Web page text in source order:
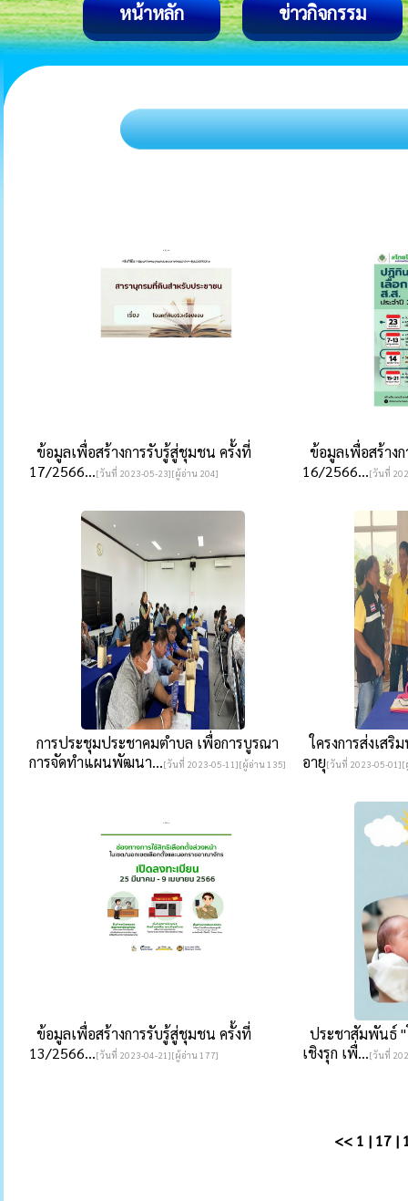
หน้าหลัก ข่าวกิจกรรม
ข้อมูลเพื่อสร้างการรับรู้สู่ชุมชน ครั้งที่
17/2566...[วันที่ 2023-05-23][ผู้อ่าน 204]
ข้อมูลเพื่อสร้าง
16/2566...[วันที่
การประชุมประชาคมตำบล เพื่อการบูรณา
การจัดทำแผนพัฒนา...[วันที่ 2023-05-11][ผู้อ่าน 135]
ใครงการส่งเส
อายุ[วันที่ 2023-05-01][
ข้อมูลเพื่อสร้างการรับรู้สู่ชุมชน ครั้งที่
13/2566...[วันที่ 2023-04-21][ผู้อ่าน 177]
ประชาสัมพันธ์ "
เชิงรุก เพื่...[วันที่
<< 1 | 17 |